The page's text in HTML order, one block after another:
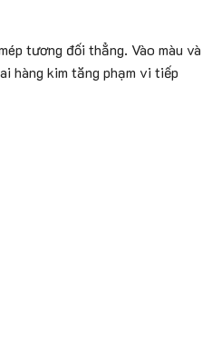
tương đối thẳng. Vào màu và
hàng kim tăng phạm vi tiếp